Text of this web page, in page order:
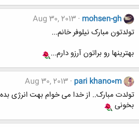
mohsen-gh
Aug 30, 2013
تولدتون مبارک نیلوفر خانم...
بهترینها رو براتون آرزو دارم...
pari khano0m
Aug 30, 2013
تولدت مبارک.. از خدا می خوام بهت انرژی
بخونی